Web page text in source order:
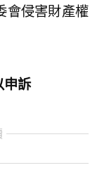
會侵害財產權
申訴